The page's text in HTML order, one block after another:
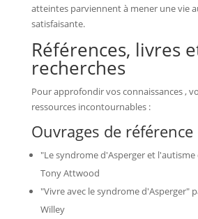
atteintes parviennent à mener une vie
satisfaisante.
Références, livres
recherches
Pour approfondir vos connaissances ,
ressources incontournables :
Ouvrages de référence
"Le syndrome d'Asperger et
Tony Attwood
"Vivre avec le syndrome d'Asperger"
Willey